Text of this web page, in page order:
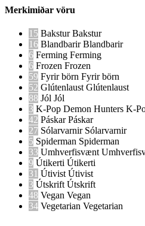
Merkimiðar vöru
15 BaksturBakstur
16 BlandbarirBlandbarir
6 Ferming Ferming
6 Frozen Frozen
59 Fyrir börn Fyrir börn
52 Glútenlaust Glútenlaust
88 Jól Jól
3 K-Pop Demon Hunters K-
42 PáskarPáskar
27 Sólarvarnir Sólarvarnir
5 Spiderman Spiderman
33 Umhverfisvænt
9 Útikerti Útikerti
31 Útivist Útivist
3 Útskrift Útskrift
48 Vegan Vegan
34 Vegetarian Vegetarian